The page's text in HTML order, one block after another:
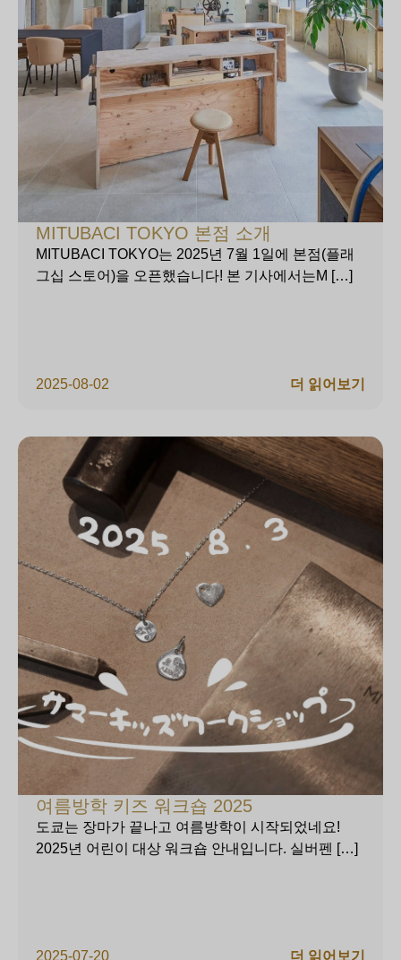
MITUBACI TOKYO 본점 소개
2025-08-02
MITUBACI TOKYO는 2025년 7월 1일에 본점(플래
그십 스토어)을 오픈했습니다! 본 기사에서는M […]
더 읽어보기
여름방학 키즈 워크숍 2025
2025-07-20
도쿄는 장마가 끝나고 여름방학이 시작되었네요!
2025년 어린이 대상 워크숍 안내입니다. 실버펜 […]
더 읽어보기